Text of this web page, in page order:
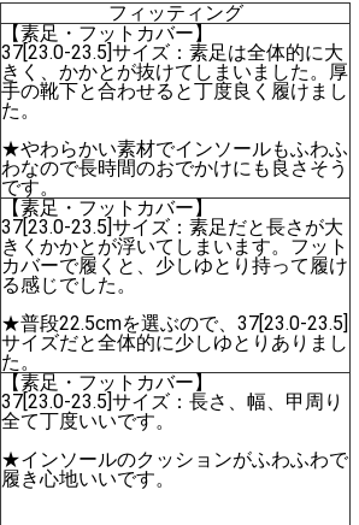
フィッティング
【素足・フットカバー】
37[23.0-23.5]サイズ：素足は全体的に大
きく、かかとが抜けてしまいました。厚
手の靴下と合わせると丁度良く履けまし
た。
★やわらかい素材でインソールもふわふ
わなので長時間のおでかけにも良さそう
です。
【素足・フットカバー】
37[23.0-23.5]サイズ：素足だと長さが大
きくかかとが浮いてしまいます。フット
カバーで履くと、少しゆとり持って履け
る感じでした。
★普段22.5cmを選ぶので、37[23.0-23.5]
サイズだと全体的に少しゆとりありまし
た。
【素足・フットカバー】
37[23.0-23.5]サイズ：長さ、幅、甲周り
全て丁度いいです。
★インソールのクッションがふわふわで
履き心地いいです。